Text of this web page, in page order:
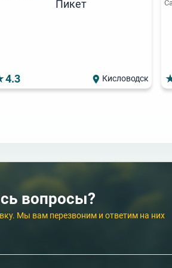
Пикет
4.3 Кисловодск
Кисловодск
вопросы?
Мы вам перезвоним и ответим на них